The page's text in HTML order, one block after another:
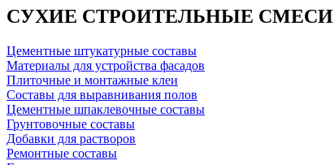
СУХИЕ СТРОИТЕЛЬНЫЕ СМЕСИ
Цементные штукатурные составы
Материалы для устройства фасадов
Плиточные и монтажные клеи
Составы для выравнивания полов
Цементные шпаклевочные составы
Грунтовочные составы
Добавки для растворов
Ремонтные составы